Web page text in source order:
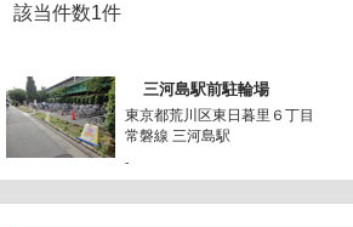
該当件数1件
三河島駅前駐輪場
東京都荒川区東日暮里６丁目
常磐線 三河島駅
-